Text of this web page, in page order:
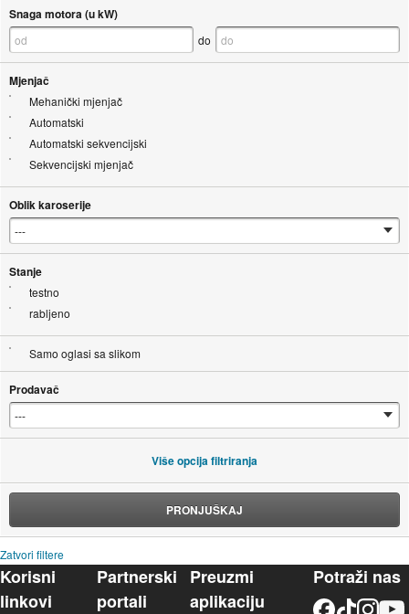
Snaga motora (u kW)
do
Mjenjač
Mehanički mjenjač
Automatski
Automatski sekvencijski
Sekvencijski mjenjač
Oblik karoserije
Stanje
testno
rabljeno
Samo oglasi sa slikom
Prodavač
Više opcija filtriranja
PRONJUŠKAJ
Zatvori filtere
Korisni
linkovi
Partnerski
portali
Preuzmi
aplikaciju
Potraži nas